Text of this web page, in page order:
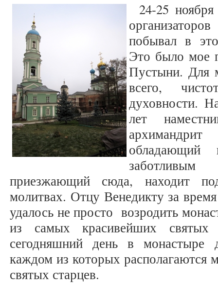
24-25
побывал в
Это было мое
Пустыни. Для
всего,
духовности.
лет
обладающий
приезжающий сюда, находит
молитвах. Отцу Венедикту за
удалось не просто возродить
из самых красивейших
сегодняшний день в монастыре
каждом из которых
святых старцев.